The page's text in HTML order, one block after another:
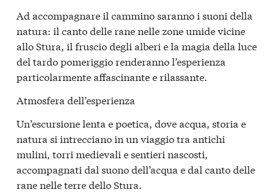
Ad accompagnare il cammino saranno i suoni della
natura: il canto delle rane nelle zone umide vicine
allo Stura, il fruscio degli alberi e la magia della luce
del tardo pomeriggio renderanno l’esperienza
particolarmente affascinante e rilassante.
Atmosfera dell’esperienza
Un’escursione lenta e poetica, dove acqua, storia e
natura si intrecciano in un viaggio tra antichi
mulini, torri medievali e sentieri nascosti,
accompagnati dal suono dell’acqua e dal canto delle
rane nelle terre dello Stura.